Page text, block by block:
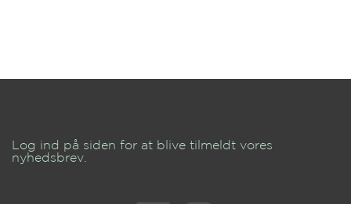
Log ind på siden for at blive tilmeldt vores
nyhedsbrev.